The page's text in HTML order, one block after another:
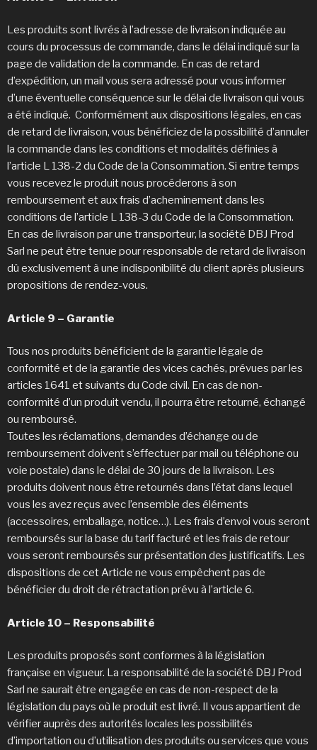
Les produits sont livrés à l’adresse de livraison indiquée au
cours du processus de commande, dans le délai indiqué sur la
page de validation de la commande. En cas de retard
d’expédition, un mail vous sera adressé pour vous informer
d’une éventuelle conséquence sur le délai de livraison qui vous
a été indiqué. Conformément aux dispositions légales, en cas
de retard de livraison, vous bénéficiez de la possibilité d’annuler
la commande dans les conditions et modalités définies à
l’article L 138-2 du Code de la Consommation. Si entre temps
vous recevez le produit nous procéderons à son
remboursement et aux frais d’acheminement dans les
conditions de l’article L 138-3 du Code de la Consommation.
En cas de livraison par une transporteur, la société DBJ Prod
Sarl ne peut être tenue pour responsable de retard de livraison
dû exclusivement à une indisponibilité du client après plusieurs
propositions de rendez-vous.
Article 9 – Garantie
Tous nos produits bénéficient de la garantie légale de
conformité et de la garantie des vices cachés, prévues par les
articles 1641 et suivants du Code civil. En cas de non-
conformité d’un produit vendu, il pourra être retourné, échangé
ou remboursé.
Toutes les réclamations, demandes d’échange ou de
remboursement doivent s’effectuer par mail ou téléphone ou
voie postale) dans le délai de 30 jours de la livraison. Les
produits doivent nous être retournés dans l’état dans lequel
vous les avez reçus avec l’ensemble des éléments
(accessoires, emballage, notice…). Les frais d’envoi vous seront
remboursés sur la base du tarif facturé et les frais de retour
vous seront remboursés sur présentation des justificatifs. Les
dispositions de cet Article ne vous empêchent pas de
bénéficier du droit de rétractation prévu à l’article 6.
Article 10 – Responsabilité
Les produits proposés sont conformes à la législation
française en vigueur. La responsabilité de la société DBJ Prod
Sarl ne saurait être engagée en cas de non-respect de la
législation du pays où le produit est livré. Il vous appartient de
vérifier auprès des autorités locales les possibilités
d’importation ou d’utilisation des produits ou services que vous